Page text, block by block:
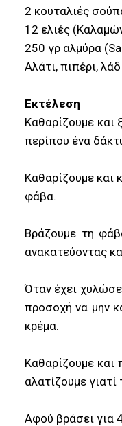
2 κουταλιές
12 ελιές
250 γρ αλμύρα
Αλάτι, πιπέρι,
Εκτέλεση
Καθαρίζουμε και
περίπου ένα
Καθαρίζουμε και
φάβα.
Βράζουμε τη
ανακατεύοντας
Όταν έχει
προσοχή να μην
κρέμα.
Καθαρίζουμε και
αλατίζουμε
Αφού βράσει για